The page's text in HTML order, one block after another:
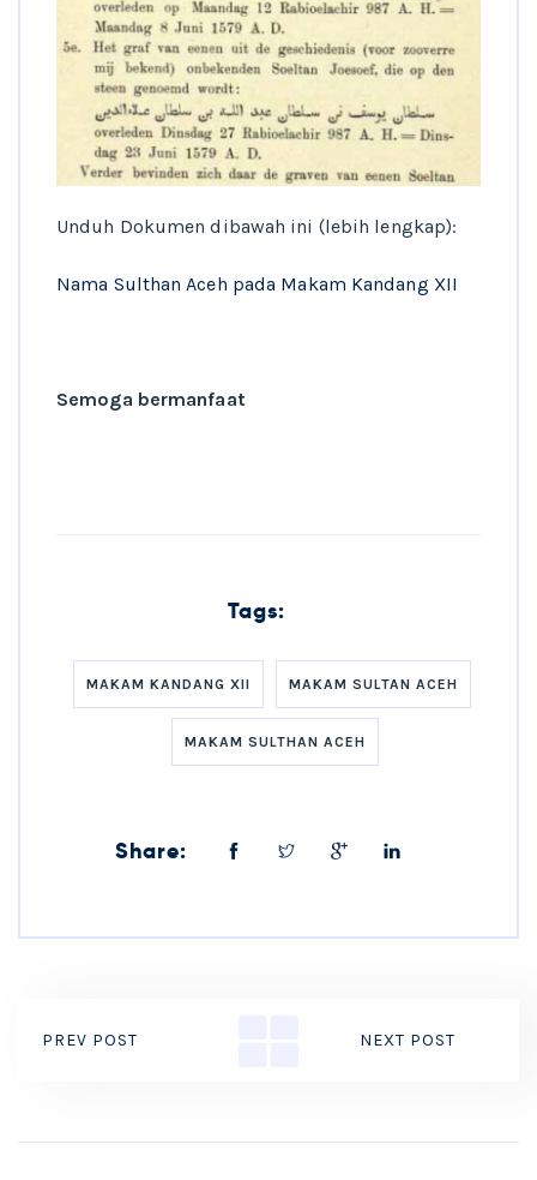
Unduh Dokumen dibawah ini (lebih lengkap):
Nama Sulthan Aceh pada Makam Kandang XII
Semoga bermanfaat
Tags:
MAKAM KANDANG XII MAKAM SULTAN ACEH
MAKAM SULTHAN ACEH
Share:
PREV POST NEXT POST